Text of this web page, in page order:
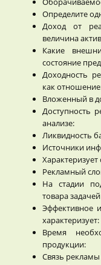
Определите
Доход от
величина
Какие
состояние
Доходность
как
Вложенный в
Доступность
анализе:
Ликвидность
Источники
Рекламный
На стадии
товара
Эффективное
характеризует:
Время
продукции:
Связь рекламы